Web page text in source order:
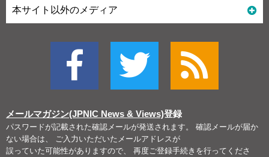
本サイト以外のメディア
メールマガジン(JPNIC News & Views)登録
パスワードが記載された確認メールが発送されます。 確認メールが届か
ない場合は、 ご入力いただいたメールアドレスが
誤っていた可能性がありますので、 再度ご登録手続きを行ってくださ